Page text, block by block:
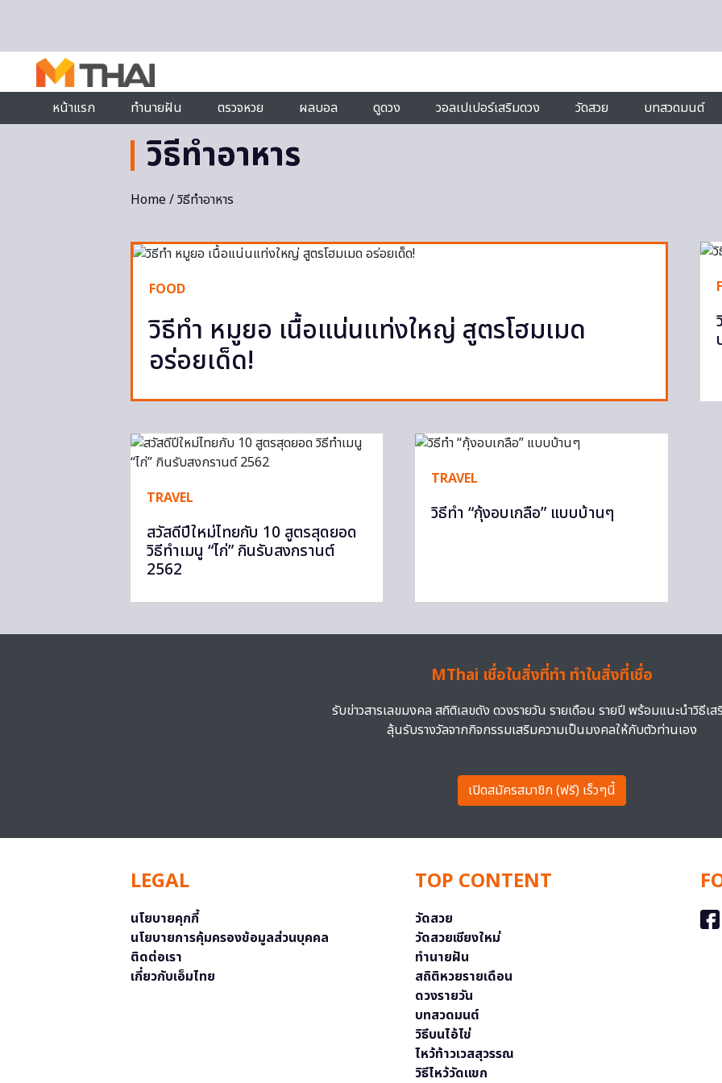
หน้าแรก
ทำนายฝัน ตรวจหวย ผลบอล ดูดวง วอลเปเปอร์เสริมดวง วัดสวย บทสวดมนต์
วิธีทำอาหาร
Home/ วิธีทำอาหาร
FOOD
วิธีทำ หมูยอ เนื้อแน่นแท่งใหญ่ สูตรโฮมเมด
อร่อยเด็ด!
TRAVEL
สวัสดีปีใหม่ไทยกับ 10 สูตรสุดยอด
วิธีทำเมนู “ไก่” กินรับสงกรานต์
2562
TRAVEL
วิธีทำ “กุ้งอบเกลือ” แบบบ้านๆ
MThai เชื่อในสิ่งที่ทำ ทำในสิ่งที่เชื่อ
รับข่าวสารเลขมงคล สถิติเลขดัง ดวงรายวัน รายเดือน รายปี พร้อมแนะนำวิธีเส
ลุ้นรับรางวัลจากกิจกรรมเสริมความเป็นมงคลให้กับตัวท่านเอง
เปิดสมัครสมาชิก (ฟรี) เร็วๆนี้
LEGAL
นโยบายคุกกี้
นโยบายการคุ้มครองข้อมูลส่วนบุคคล
ติดต่อเรา
เกี่ยวกับเอ็มไทย
TOP CONTENT
วัดสวย
วัดสวยเชียงใหม่
ทำนายฝัน
สถิติหวยรายเดือน
ดวงรายวัน
บทสวดมนต์
วิธีบนไอ้ไข่
ไหว้ท้าวเวสสุวรรณ
วิธีไหว้วัดแขก